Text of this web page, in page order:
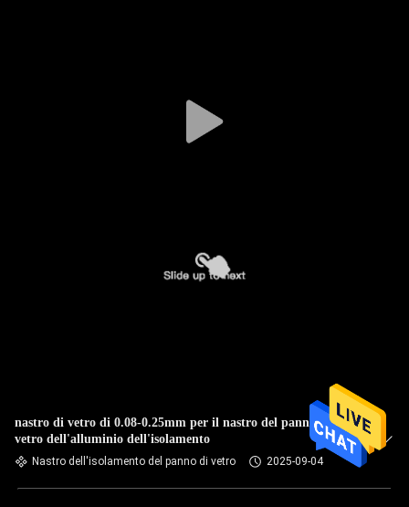
nastro di vetro di 0.08-0.25mm per il nastro del panno di
vetro dell'alluminio dell'isolamento
Nastro dell'isolamento del panno di vetro 2025-09-04